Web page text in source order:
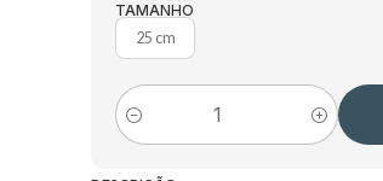
TAMANHO
25 cm
Quantidade